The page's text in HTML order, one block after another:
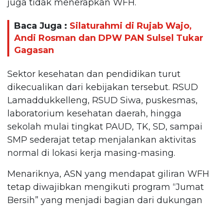
juga tidak menerapkan WFH.
Baca Juga : Silaturahmi di Rujab Wajo,
Andi Rosman dan DPW PAN Sulsel Tukar
Gagasan
Sektor kesehatan dan pendidikan turut
dikecualikan dari kebijakan tersebut. RSUD
Lamaddukkelleng, RSUD Siwa, puskesmas,
laboratorium kesehatan daerah, hingga
sekolah mulai tingkat PAUD, TK, SD, sampai
SMP sederajat tetap menjalankan aktivitas
normal di lokasi kerja masing-masing.
Menariknya, ASN yang mendapat giliran WFH
tetap diwajibkan mengikuti program “Jumat
Bersih” yang menjadi bagian dari dukungan